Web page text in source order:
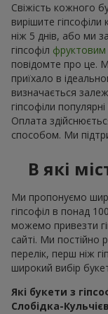
Свіжість кожного
вирішите
ніж 5 днів, або ми
гіпсофіл
повідомте про це.
приїхало в
визначається
гіпсофіли
Оплата
способом. Ми
В які
Ми пропонуємо
гіпсофіл в понад
можемо привезти
сайті. Ми постійно
перелік, перш ніж
широкий вибір
Які букети з
Слобідка-